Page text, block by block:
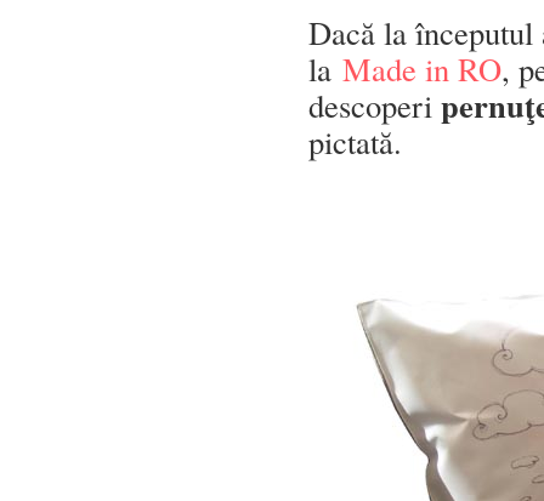
Dacă la
la Made in RO,
descoperi
pictată.